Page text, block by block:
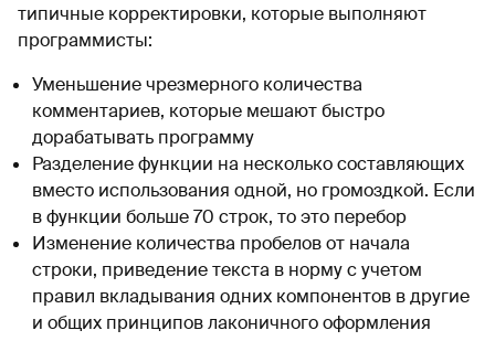
типичные корректировки, которые выполняют
программисты:
Уменьшение чрезмерного количества
комментариев, которые мешают быстро
дорабатывать программу
Разделение функции на несколько составляющих
вместо использования одной, но громоздкой. Если
в функции больше 70 строк, то это перебор
Изменение количества пробелов от начала
строки, приведение текста в норму с учетом
правил вкладывания одних компонентов в другие
и общих принципов лаконичного оформления